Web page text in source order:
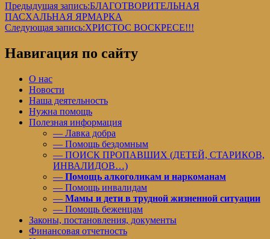
Предыдущая запись:БЛАГОТВОРИТЕЛЬНАЯ
ПАСХАЛЬНАЯ ЯРМАРКА
Следующая запись:ХРИСТОС ВОСКРЕСЕ!!!
Навигация по сайту
О нас
Новости
Наша деятельность
Нужна помощь
Полезная информация
— Лавка добра
— Помощь бездомным
— ПОИСК ПРОПАВШИХ (ДЕТЕЙ, СТАРИКОВ,
ИНВАЛИДОВ…)
— Помощь алкоголикам и наркоманам
— Помощь инвалидам
— Мамы и дети в трудной жизненной ситуации
— Помощь беженцам
Законы, постановления, документы
Финансовая отчетность